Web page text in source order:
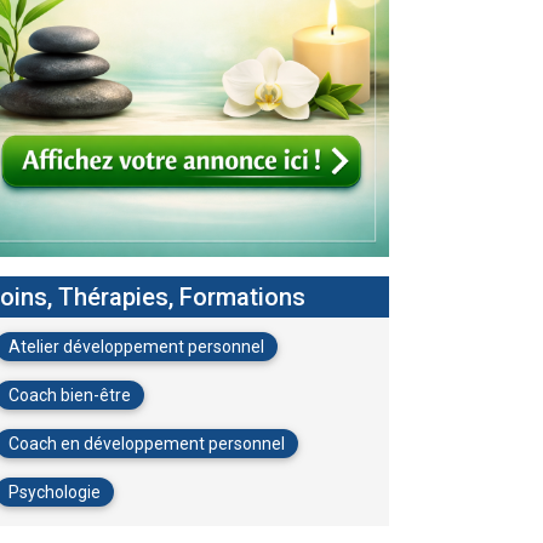
Thérapies, Formations
Atelier développement personnel
Coach bien-être
Coach en développement personnel
Psychologie